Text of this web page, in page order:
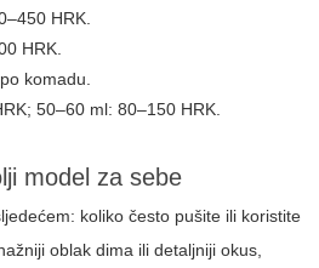
HRK.
HRK.
komadu.
50–60 ml: 80–150 HRK.
model za sebe
koliko često pušite ili koristite
oblak dima ili detaljniji okus,